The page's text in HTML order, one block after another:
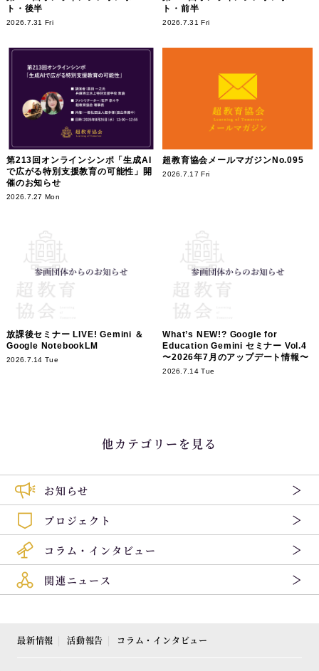
ト・後半
2026.7.31 Fri
ト・前半
2026.7.31 Fri
第213回オンラインシンポ「生成AI
で広がる特別支援教育の可能性」開
催のお知らせ
2026.7.27 Mon
超教育協会メールマガジンNo.095
2026.7.17 Fri
放課後セミナー LIVE! Gemini ＆
Google NotebookLM
2026.7.14 Tue
What’s NEW!? Google for
Education Gemini セミナー Vol.4
〜2026年7月のアップデート情報〜
2026.7.14 Tue
他カテゴリーを見る
お知らせ
プロジェクト
コラム・インタビュー
関連ニュース
最新情報 活動報告 コラム・インタビュー